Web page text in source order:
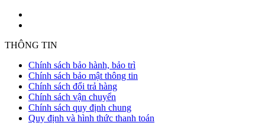
THÔNG TIN
Chính sách bảo hành, bảo trì
Chính sách bảo mật thông tin
Chính sách đổi trả hàng
Chính sách vận chuyển
Chính sách quy định chung
Quy định và hình thức thanh toán